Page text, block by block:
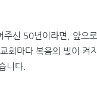
주신 50년이라면
앞으로
회마다 복음의 빛이 켜지
니다